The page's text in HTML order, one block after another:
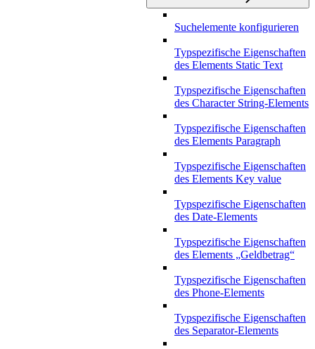
Suchelemente konfigurieren
Typspezifische Eigenschaften
des Elements Static Text
Typspezifische Eigenschaften
des Character String-Elements
Typspezifische Eigenschaften
des Elements Paragraph
Typspezifische Eigenschaften
des Elements Key value
Typspezifische Eigenschaften
des Date-Elements
Typspezifische Eigenschaften
des Elements „Geldbetrag“
Typspezifische Eigenschaften
des Phone-Elements
Typspezifische Eigenschaften
des Separator-Elements